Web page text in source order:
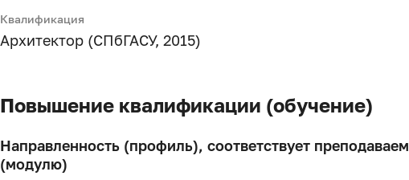
Квалификация
Архитектор (СПбГАСУ, 2015)
Повышение квалификации (обучение)
Направленность (профиль), соответствует
(модулю)